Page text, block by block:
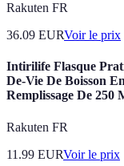
Rakuten FR
36.09 EURVoir le prix
Intirilife Flasque
De-Vie De Boisson
Remplissage De
Rakuten FR
11.99 EURVoir le prix